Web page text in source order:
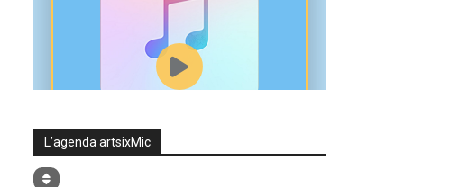
L’agenda artsixMic